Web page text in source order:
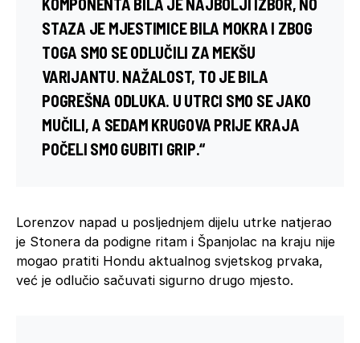
KOMPONENTA BILA JE NAJBOLJI IZBOR, NO
STAZA JE MJESTIMICE BILA MOKRA I ZBOG
TOGA SMO SE ODLUČILI ZA MEKŠU
VARIJANTU. NAŽALOST, TO JE BILA
POGREŠNA ODLUKA. U UTRCI SMO SE JAKO
MUČILI, A SEDAM KRUGOVA PRIJE KRAJA
POČELI SMO GUBITI GRIP.“
Lorenzov napad u posljednjem dijelu utrke natjerao
je Stonera da podigne ritam i Španjolac na kraju nije
mogao pratiti Hondu aktualnog svjetskog prvaka,
već je odlučio sačuvati sigurno drugo mjesto.